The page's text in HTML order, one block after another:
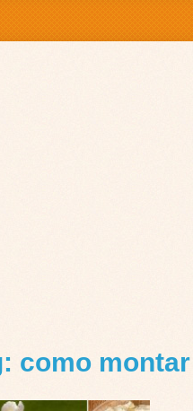
como